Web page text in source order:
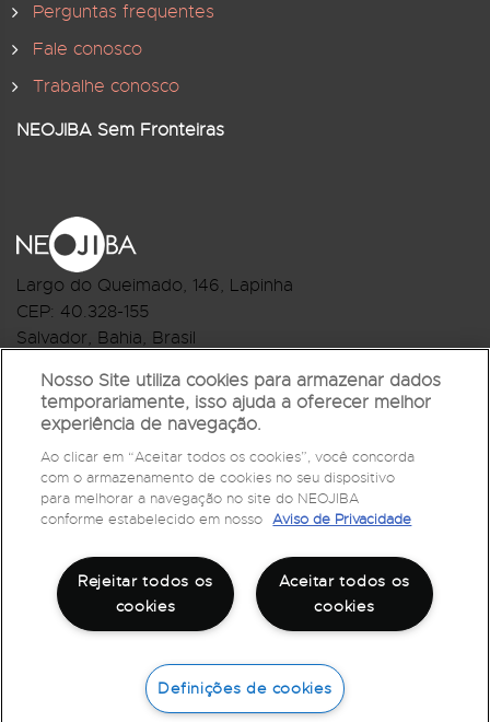
Perguntas frequentes
Fale conosco
Trabalhe conosco
NEOJIBA Sem Fronteiras
Largo do Queimado, 146, Lapinha
CEP: 40.328-155
Salvador, Bahia, Brasil
R.Monte Castelo Nº 62, Bairro Barbalho
CEP: 40.301-210
Salvador, Bahia, Brasil
Telefone:(71) 3032-1073
2026Todos os direitos reservados
Nosso Site utiliza cookies para armazenar dados
temporariamente, isso ajuda a oferecer melhor
experiência de navegação.
Ao clicar em “Aceitar todos os cookies”, você concorda
com o armazenamento de cookies no seu dispositivo
para melhorar a navegação no site do NEOJIBA
conforme estabelecido em nosso Aviso de Privacidade
Aceitar todos os
cookies
Rejeitar todos os
cookies
Definições de cookies